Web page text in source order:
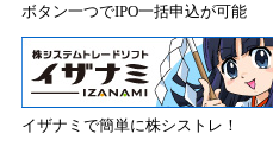
ボタン一つでIPO一括申込が可能
イザナミで簡単に株シストレ！